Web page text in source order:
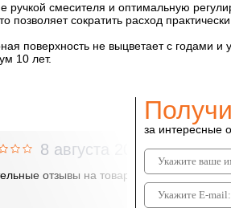
смесителя и оптимальную
сократить расход практически
поверхность не выцветает с годами и
10 лет.
8 августа 2026
отзывы на товары damixa
за интересные